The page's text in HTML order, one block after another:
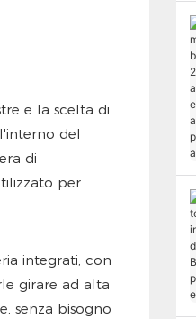
e la scelta di
del
di
per
integrati, con
girare ad alta
senza bisogno